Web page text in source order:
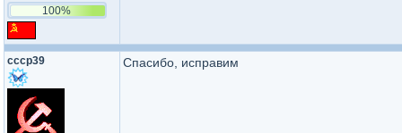
100%
cccp39 Спасибо, исправим